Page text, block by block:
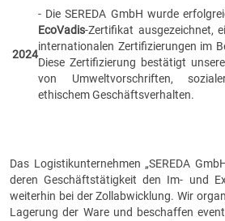
2024
- Die SEREDA GmbH wurde
EcoVadis-Zertifikat ausgezeichnet,
internationalen Zertifizierungen im
Diese Zertifizierung bestätigt
von Umweltvorschriften,
ethischem Geschäftsverhalten.
Das Logistikunternehmen „SEREDA
deren Geschäftstätigkeit den Im- und
weiterhin bei der Zollabwicklung. Wir
Lagerung der Ware und beschaffen